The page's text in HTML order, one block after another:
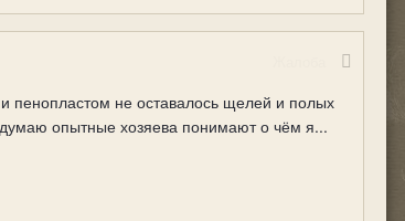
пенопластом не оставалось щелей и полых
опытные хозяева понимают о чём я...